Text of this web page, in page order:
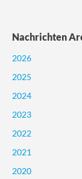
Nachrichten
2026
2025
2024
2023
2022
2021
2020